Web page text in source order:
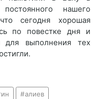
нашего
сегодня хорошая
по повестке дня и
для выполнения тех
алиев